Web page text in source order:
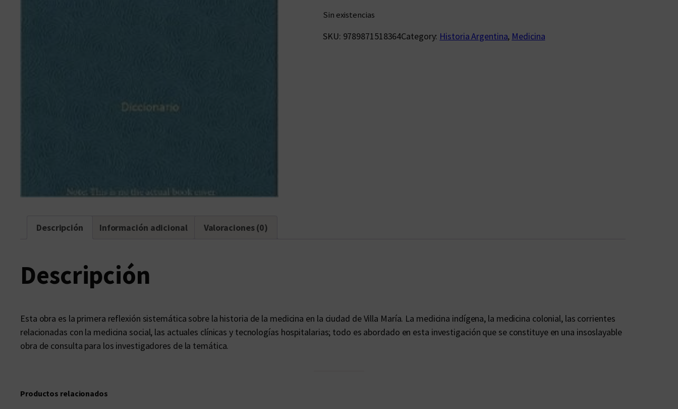
Sin existencias
SKU: 9789871518364Category: Historia Argentina, Medicina
Descripción Información adicional Valoraciones (0)
Descripción
Esta obra es la primera reflexión sistemática sobre la historia de la medicina en la ciudad de Villa María. La medicina indígena, la medicina colonial, las corrientes
relacionadas con la medicina social, las actuales clínicas y tecnologías hospitalarias; todo es abordado en esta investigación que se constituye en una insoslayable
obra de consulta para los investigadores de la temática.
Productos relacionados